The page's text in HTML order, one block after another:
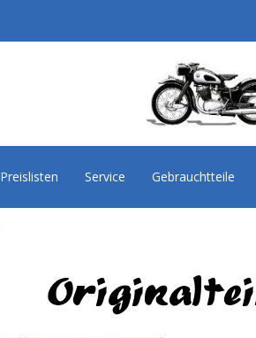
Preislisten Service Gebrauchtteile